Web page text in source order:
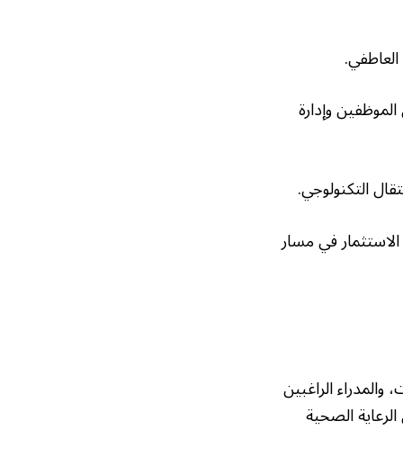
العاطفي.
وإدارة
التكنولوجي.
في مسار
الراغبين
الصحية